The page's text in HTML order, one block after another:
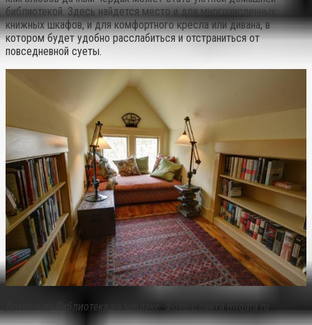
библиотекой. Здесь найдется место и для многочисленных
книжных шкафов, и для комфортного кресла или дивана, в
котором будет удобно расслабиться и отстраниться от
повседневной суеты.
Домашняя библиотека на чердаке. Фото с сайта mtdata.ru